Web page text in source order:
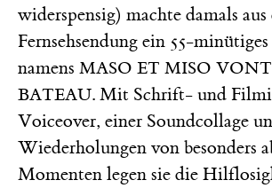
widerspensig) machte damals aus
Fernsehsendung ein 55-
namens MASO ET MISO
BATEAU. Mit Schrift- und
Voiceover, einer Soundcollage
Wiederholungen von besonders
Momenten legen sie die